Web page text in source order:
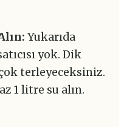
Yukarıda
yok. Dik
terleyeceksiniz.
1 litre su alın.